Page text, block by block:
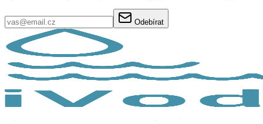
Odebírat